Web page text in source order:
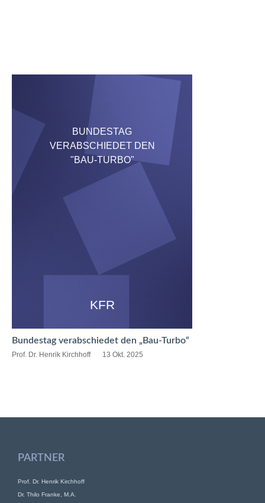
BUNDESTAG
VERABSCHIEDET DEN
"BAU-TURBO"
KFR
Bundestag verabschiedet den „Bau-Turbo“
Prof. Dr. Henrik Kirchhoff 13 Okt. 2025
PARTNER
Prof. Dr. Henrik Kirchhoff
Dr. Thilo Franke, M.A.